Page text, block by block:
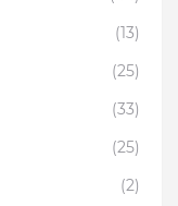
(13)
(25)
(33)
(25)
(2)